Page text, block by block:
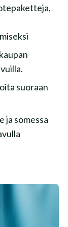
suoraan
somessa